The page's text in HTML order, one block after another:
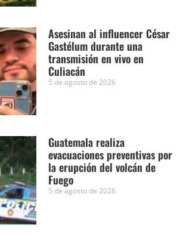
Asesinan al influencer César
Gastélum durante una
transmisión en vivo en
Culiacán
5 de agosto de 2026
Guatemala realiza
evacuaciones preventivas por
la erupción del volcán de
Fuego
5 de agosto de 2026